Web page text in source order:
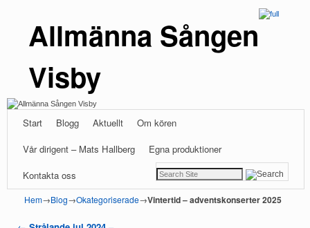
Allmänna Sången
Visby
Start Blogg Aktuellt
Om kören
Vår dirigent – Mats Hallberg
Egna produktioner
Kontakta oss
Hem→Blog→Okategoriserade→Vintertid – adventskonserter 2025